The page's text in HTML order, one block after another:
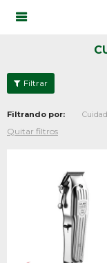

Filtrando por:
Quitar filtros